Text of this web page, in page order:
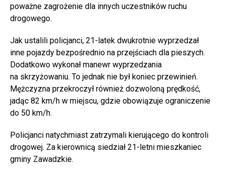
poważne zagrożenie dla innych uczestników ruchu
drogowego.
Jak ustalili policjanci, 21-latek dwukrotnie wyprzedzał
inne pojazdy bezpośrednio na przejściach dla pieszych.
Dodatkowo wykonał manewr wyprzedzania
na skrzyżowaniu. To jednak nie był koniec przewinień.
Mężczyzna przekroczył również dozwoloną prędkość,
jadąc 82 km/h w miejscu, gdzie obowiązuje ograniczenie
do 50 km/h.
Policjanci natychmiast zatrzymali kierującego do kontroli
drogowej. Za kierownicą siedział 21-letni mieszkaniec
gminy Zawadzkie.